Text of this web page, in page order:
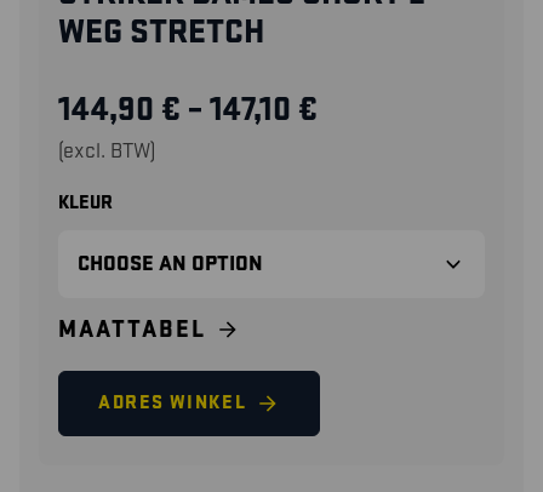
WEG STRETCH
144,90 € – 147,10 €
(excl. BTW)
KLEUR
MAATTABEL
ADRES WINKEL